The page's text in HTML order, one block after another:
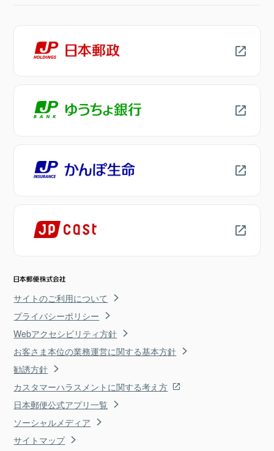
サイトのご利用について
プライバシーポリシー
Webアクセシビリティ方針
お客さま本位の業務運営に関する基本方針
勧誘方針
カスタマーハラスメントに関する考え方
日本郵便公式アプリ一覧
ソーシャルメディア
サイトマップ